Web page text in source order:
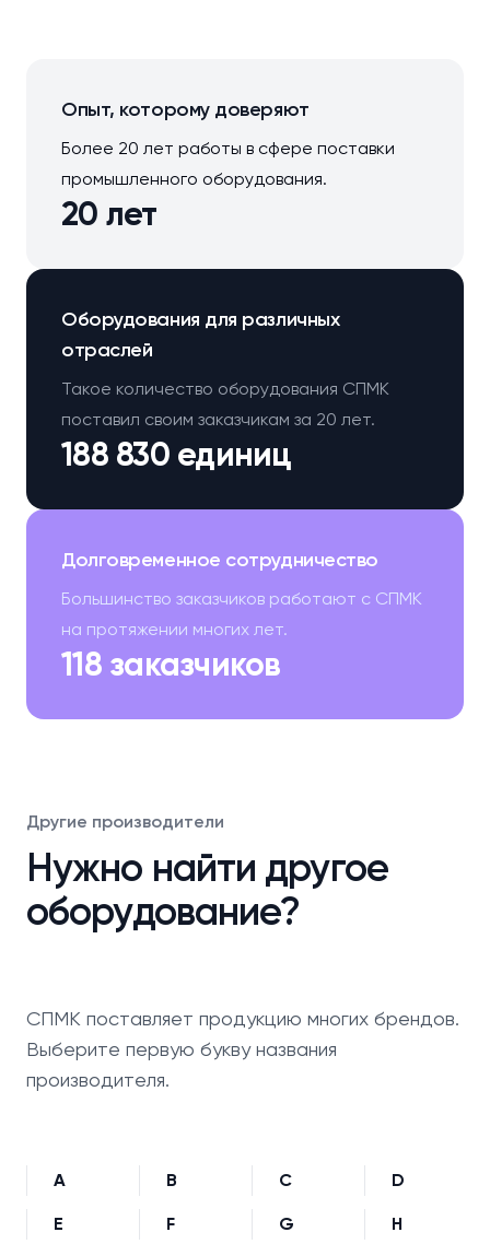
20 лет
Опыт, которому доверяют
Более 20 лет работы в сфере поставки
промышленного оборудования.
188 830 единиц
Оборудования для различных
отраслей
Такое количество оборудования СПМК
поставил своим заказчикам за 20 лет.
118 заказчиков
Долговременное сотрудничество
Большинство заказчиков работают с СПМК
на протяжении многих лет.
Другие производители
Нужно найти другое
оборудование?
СПМК поставляет продукцию многих брендов.
Выберите первую букву названия
производителя.
A B C D
E F G H